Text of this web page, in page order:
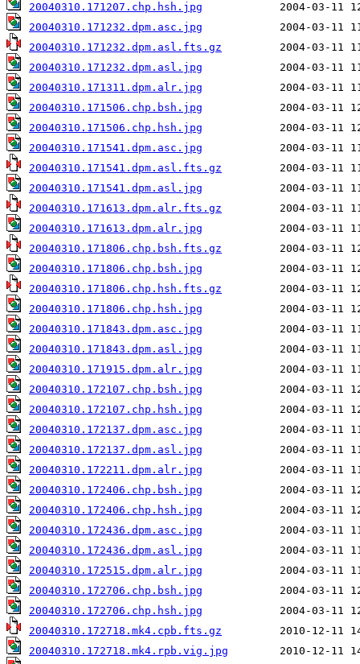
20040310.171207.chp.hsh.jpg
20040310.171232.dpm.asc.jpg
20040310.171232.dpm.asl.fts.gz
20040310.171232.dpm.asl.jpg
20040310.171311.dpm.alr.jpg
20040310.171506.chp.bsh.jpg
20040310.171506.chp.hsh.jpg
20040310.171541.dpm.asc.jpg
20040310.171541.dpm.asl.fts.gz
20040310.171541.dpm.asl.jpg
20040310.171613.dpm.alr.fts.gz
20040310.171613.dpm.alr.jpg
20040310.171806.chp.bsh.fts.gz
20040310.171806.chp.bsh.jpg
20040310.171806.chp.hsh.fts.gz
20040310.171806.chp.hsh.jpg
20040310.171843.dpm.asc.jpg
20040310.171843.dpm.asl.jpg
20040310.171915.dpm.alr.jpg
20040310.172107.chp.bsh.jpg
20040310.172107.chp.hsh.jpg
20040310.172137.dpm.asc.jpg
20040310.172137.dpm.asl.jpg
20040310.172211.dpm.alr.jpg
20040310.172406.chp.bsh.jpg
20040310.172406.chp.hsh.jpg
20040310.172436.dpm.asc.jpg
20040310.172436.dpm.asl.jpg
20040310.172515.dpm.alr.jpg
20040310.172706.chp.bsh.jpg
20040310.172706.chp.hsh.jpg
20040310.172718.mk4.cpb.fts.gz
20040310.172718.mk4.rpb.vig.jpg